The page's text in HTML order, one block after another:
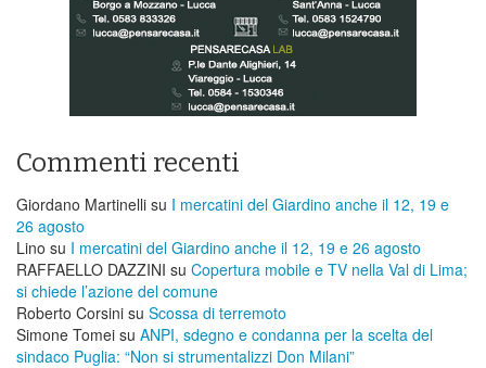
Commenti recenti
Giordano Martinelli su I mercatini del Giardino anche il 12, 19 e
26 agosto
Lino su I mercatini del Giardino anche il 12, 19 e 26 agosto
RAFFAELLO DAZZINI su ​Copertura mobile e TV nella Val di Lima;
si chiede l’azione del comune
Roberto Corsini su Scossa di terremoto
Simone Tomei su ANPI, sdegno e condanna per la scelta del
sindaco Puglia: “Non si strumentalizzi Don Milani”